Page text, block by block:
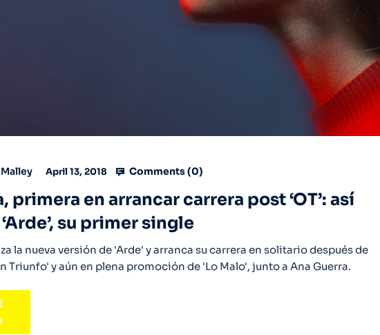
April 13, 2018 Comments (0)
primera en arrancar carrera post ‘OT’: así
su primer single
la nueva versión de 'Arde' y arranca su carrera en solitario después de
Triunfo' y aún en plena promoción de 'Lo Malo', junto a Ana Guerra.